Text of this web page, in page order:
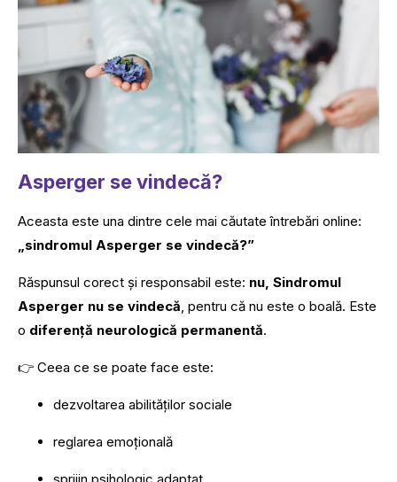
Asperger se vindecă?
Aceasta este una dintre cele mai căutate întrebări online:
„sindromul Asperger se vindecă?”
Răspunsul corect și responsabil este: nu, Sindromul
Asperger nu se vindecă, pentru că nu este o boală. Este
o diferență neurologică permanentă.
👉 Ceea ce se poate face este:
dezvoltarea abilităților sociale
reglarea emoțională